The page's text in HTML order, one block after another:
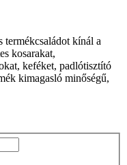
termékcsaládot kínál a
kosarakat,
keféket, padlótisztító
kimagasló minőségű,